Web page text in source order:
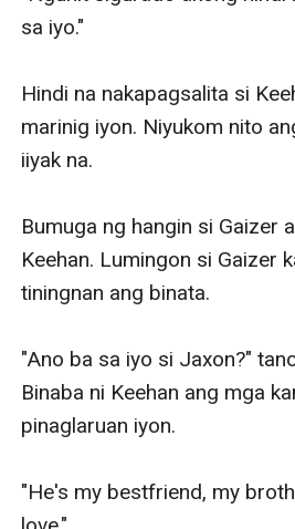
sa iyo."
Hindi na nakapagsalita si
marinig iyon. Niyukom nito
iiyak na.
Bumuga ng hangin si Gaizer
Keehan. Lumingon si Gaizer
tiningnan ang binata.
"Ano ba sa iyo si Jaxon?"
Binaba ni Keehan ang mga
pinaglaruan iyon.
"He's my bestfriend, my